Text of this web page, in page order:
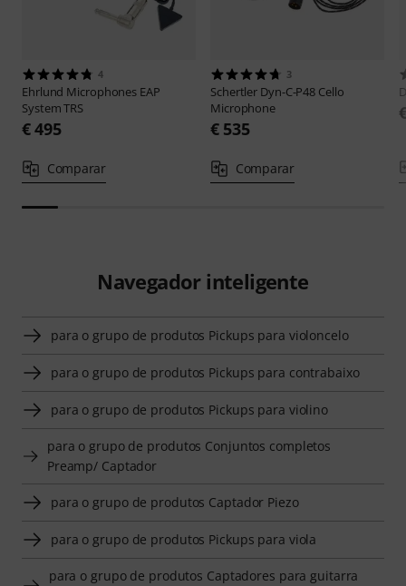
4
Ehrlund Microphones EAP
System TRS
€ 495
Comparar
3
Schertler Dyn-C-P48 Cello
Microphone
€ 535
Comparar
Navegador inteligente
para o grupo de produtos Pickups para violoncelo
para o grupo de produtos Pickups para contrabaixo
para o grupo de produtos Pickups para violino
para o grupo de produtos Conjuntos completos
Preamp/ Captador
para o grupo de produtos Captador Piezo
para o grupo de produtos Pickups para viola
para o grupo de produtos Captadores para guitarra